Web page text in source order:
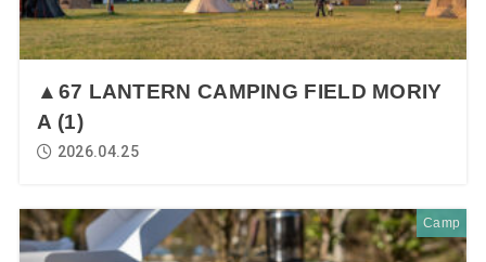
▲67 LANTERN CAMPING FIELD MORIY
A (1)
2026.04.25
Camp